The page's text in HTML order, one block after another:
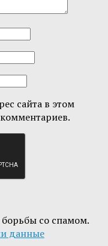
сайта в этом
борьбы со спамом.
данные